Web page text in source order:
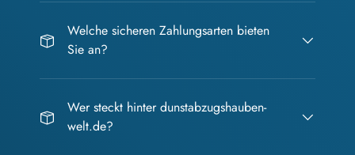
Welche sicheren Zahlungsarten bieten
Sie an?
Wer steckt hinter dunstabzugshauben-
welt.de?